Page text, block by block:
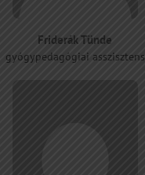
Friderák Tünde
gyógypedagógiai asszisztens